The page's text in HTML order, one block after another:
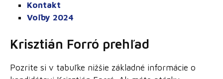
Kontakt
Voľby 2024
Krisztián Forró prehľad
Pozrite si v tabuľke nižšie základné informácie o